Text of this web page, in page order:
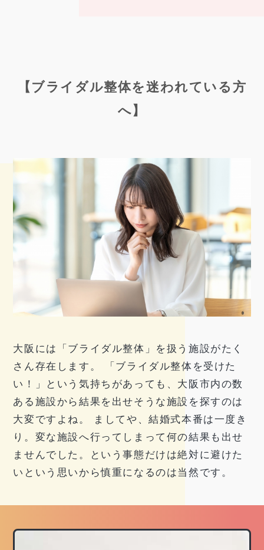
【ブライダル整体を迷われている方
へ】
大阪には「ブライダル整体」を扱う施設がたく
さん存在します。 「ブライダル整体を受けた
い！」という気持ちがあっても、大阪市内の数
ある施設から結果を出せそうな施設を探すのは
大変ですよね。 ましてや、結婚式本番は一度き
り。変な施設へ行ってしまって何の結果も出せ
ませんでした。という事態だけは絶対に避けた
いという思いから慎重になるのは当然です。